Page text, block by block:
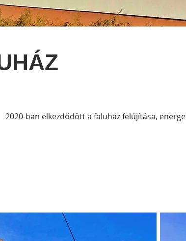
2020-ban elkezdődött a faluház felújítása,